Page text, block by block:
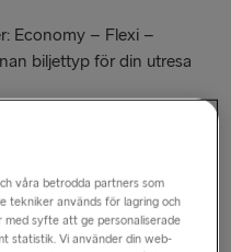
Economy – Flexi –
biljettyp för din utresa
dina resplaner är fasta.
än våra Flexi-
våra betrodda partners som
tekniker används för lagring och
syfte att ge personaliserade
statistik. Vi använder din web-